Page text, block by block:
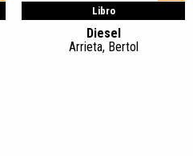
Libro
Diesel
Arrieta, Bertol